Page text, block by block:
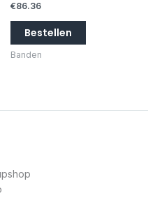
€86.36
Bestellen
Banden